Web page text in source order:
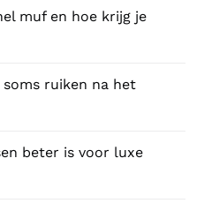
muf en hoe krijg je
ruiken na het
beter is voor luxe